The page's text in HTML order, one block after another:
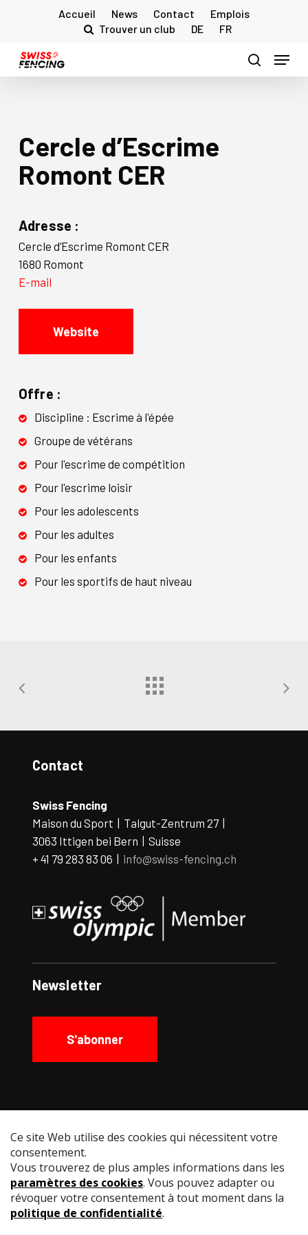
content
Accueil News Contact
Emplois
Trouver un club
DE FR
search
Menu
Cercle d’Escrime
Romont CER
Adresse :
Cercle d’Escrime Romont CER
1680 Romont
E-mail
Website
Offre :
Discipline : Escrime à l'épée
Groupe de vétérans
Pour l'escrime de compétition
Pour l'escrime loisir
Pour les adolescents
Pour les adultes
Pour les enfants
Pour les sportifs de haut niveau
Contact
Swiss Fencing
Maison du Sport | Talgut-Zentrum 27 |
3063 Ittigen bei Bern | Suisse
+ 41 79 283 83 06 | info@swiss-fencing.ch
Newsletter
S'abonner
Instagram
LinkedIn